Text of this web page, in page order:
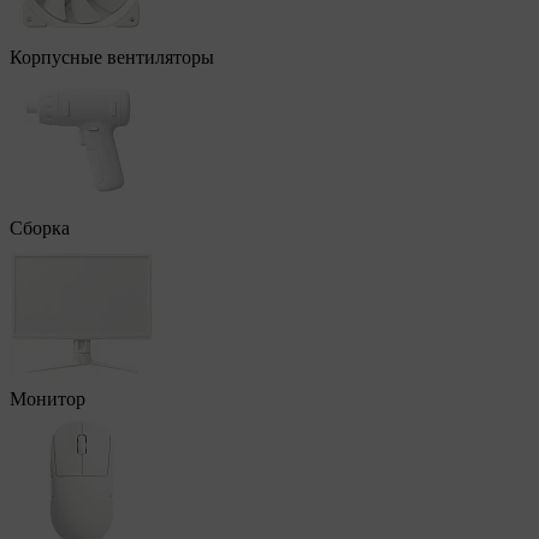
Корпусные вентиляторы
Сборка
Монитор